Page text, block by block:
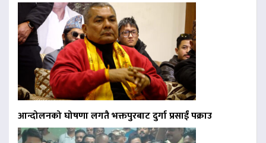
आन्दोलनको घोषणा लगतै भक्तपुरबाट दुर्गा प्रसाईं पक्राउ